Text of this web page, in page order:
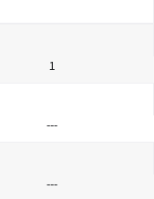
1
---
---